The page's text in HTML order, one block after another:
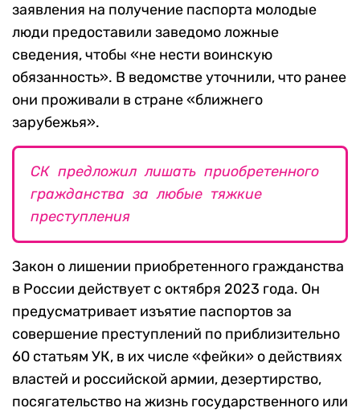
заявления на получение паспорта молодые
люди предоставили заведомо ложные
сведения, чтобы «не нести воинскую
обязанность». В ведомстве уточнили, что ранее
они проживали в стране «ближнего
зарубежья».
СК предложил лишать приобретенного
гражданства за любые тяжкие
преступления
Закон о лишении приобретенного гражданства
в России действует с октября 2023 года. Он
предусматривает изъятие паспортов за
совершение преступлений по приблизительно
60 статьям УК, в их числе «фейки» о действиях
властей и российской армии, дезертирство,
посягательство на жизнь государственного или